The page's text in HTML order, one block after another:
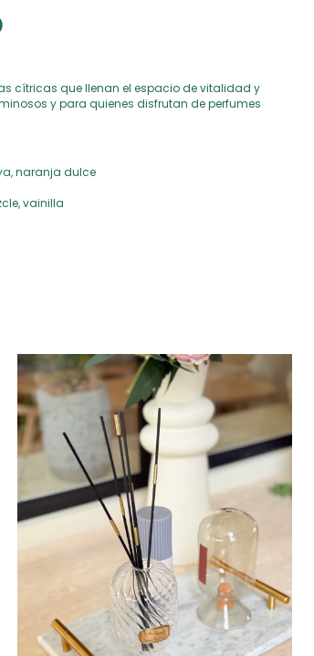
cítricas que llenan el espacio de vitalidad y
y para quienes disfrutan de perfumes
naranja dulce
vainilla